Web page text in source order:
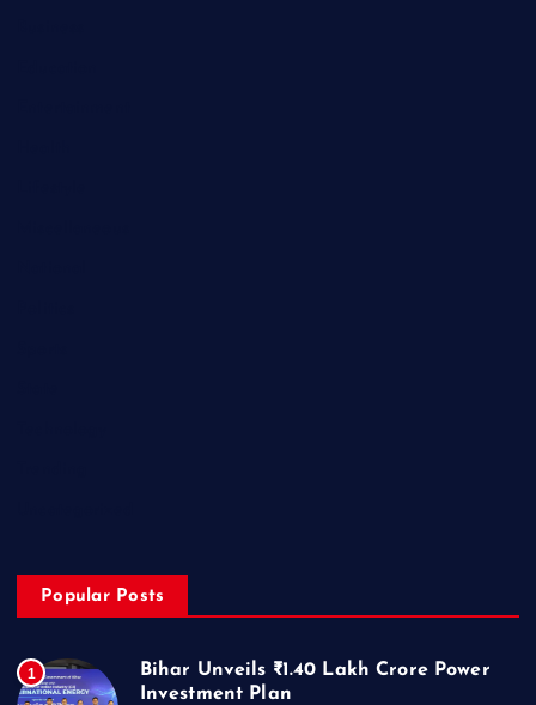
Popular Posts
1
Bihar Unveils ₹1.40 Lakh Crore Power
Investment Plan